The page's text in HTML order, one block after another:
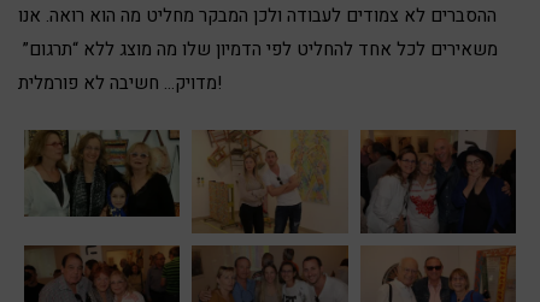
ההסברים לא צמודים לעבודה ולכן המבקר מחליט מה הוא רואה. אנו
משאירים לכל אחד להחליט לפי הדמיון שלו מה מוצג ללא “תרגום”
מדויק… חשיבה לא פורמלית!